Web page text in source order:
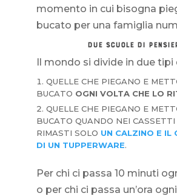
momento in cui bisogna
bucato per una famiglia
DUE SCUOLE DI
Il mondo si divide in due tipi
QUELLE CHE PIEGANO E
BUCATO OGNI VOLTA CHE LO
QUELLE CHE PIEGANO E
BUCATO QUANDO NEI CASSETTI
RIMASTI SOLO UN CALZINO E IL
DI UN TUPPERWARE.
Per chi ci passa 10 minuti
o per chi ci passa un’ora